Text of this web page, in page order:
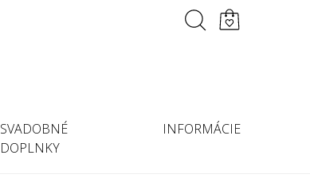
SVADOBNÉ
DOPLNKY
INFORMÁCIE